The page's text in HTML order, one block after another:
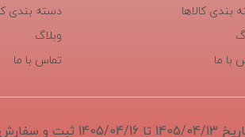
بندی کالاها
با ما
دسته بندی
وبلاگ
تماس با ما
از تاریخ 1405/04/13